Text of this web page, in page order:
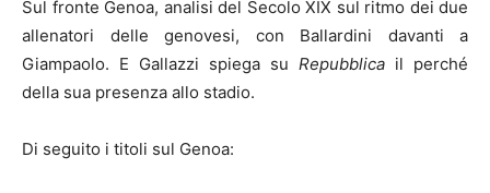
Sul fronte Genoa, analisi del Secolo XIX sul ritmo dei due
allenatori delle genovesi, con Ballardini davanti a
Giampaolo. E Gallazzi spiega su Repubblica il perché
della sua presenza allo stadio.
Di seguito i titoli sul Genoa: